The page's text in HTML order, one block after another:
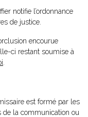
notifie l’ordonnance
de justice.
encourue
ci restant soumise à
est formé par les
de la communication ou